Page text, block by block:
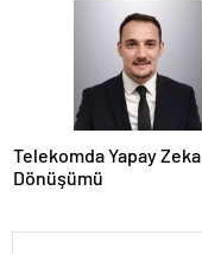
Telekomda Yapay Zeka
Dönüşümü